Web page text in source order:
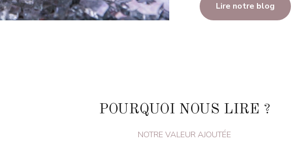
Lire notre blog
POURQUOI NOUS LIRE ?
NOTRE VALEUR AJOUTÉE